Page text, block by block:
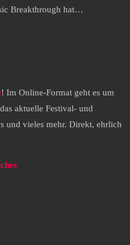
Breakthrough hat…
! Im Online-Format geht es um
aktuelle Festival- und
und vieles mehr. Direkt, ehrlich